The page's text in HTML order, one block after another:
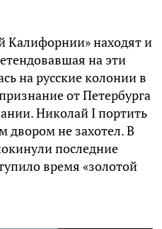
Калифорнии» находят и
на эти
на русские колонии в
от Петербурга
Николай I портить
не захотел. В
последние
время «золотой